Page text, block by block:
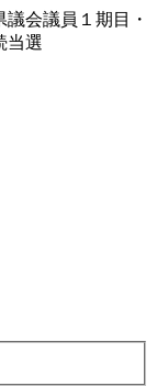
会議員１期目・
当選